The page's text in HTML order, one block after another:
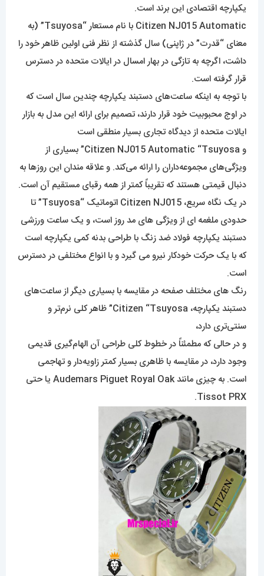
یکپارچه اقتصادی این برند است.
Citizen NJ015 Automatic با نام مستعار “Tsuyosa” (به
معنای “قدرت” در ژاپنی) سال گذشته از نظر فنی اولین ظاهر خود را
داشت، اگرچه به تازگی در بهار امسال در ایالات متحده در دسترس
قرار گرفته است.
با توجه به اینکه ساعت‌های دستبند یکپارچه چندین سال است که
در اوج محبوبیت خود قرار دارند، تصمیم برای ارائه این مدل به بازار
ایالات متحده از دیدگاه تجاری بسیار منطقی است
و Citizen NJ015 Automatic “Tsuyosa” بسیاری از
ویژگی‌های مجموعه‌داران را ارائه می‌کند. و علاقه مندان این روزها به
دنبال قیمتی هستند که تقریباً کمتر از همه رقبای مستقیم آن است.
در یک نگاه سریع، Citizen NJ015 اتوماتیک “Tsuyosa” تا
حدودی ملغمه ای از ویژگی های مد روز است، و یک ساعت ورزشی
دستبند یکپارچه فولاد ضد زنگ با طراحی بدنه کمی یکپارچه است
که با یک حرکت خودکار نیرو می گیرد و با انواع مختلفی در دسترس
است.
رنگ های مختلف صفحه در مقایسه با بسیاری دیگر از ساعت‌های
دستبند یکپارچه، Citizen “Tsuyosa” ظاهر کلی نرم‌تر و
سنتی‌تری دارد،
و در حالی که مطمئناً در خطوط کلی طراحی آن الهام‌گیری قدیمی
وجود دارد، در مقایسه با ظاهری بسیار کمتر زاویه‌دار و تهاجمی
است. به چیزی مانند Audemars Piguet Royal Oak یا حتی
Tissot PRX.